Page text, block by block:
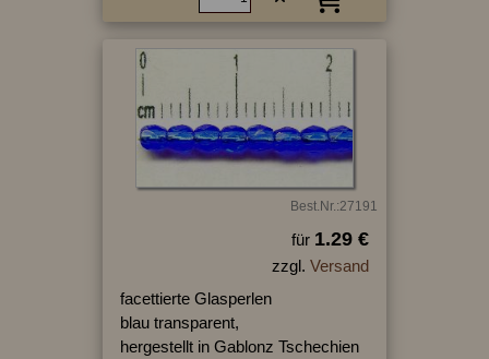
Best.Nr.:27191
für 1.29 €
zzgl. Versand
facettierte Glasperlen
blau transparent,
hergestellt in Gablonz Tschechien